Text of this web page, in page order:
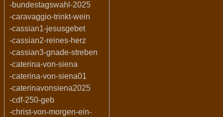
-bundestagswahl-2025
-caravaggio-trinkt-wein
-cassian1-jesusgebet
-cassian2-reines-herz
-cassian3-gnade-streben
-caterina-von-siena
-caterina-von-siena01
-caterinavonsiena2025
-cdf-250-geb
-christ-von-morgen-ein-